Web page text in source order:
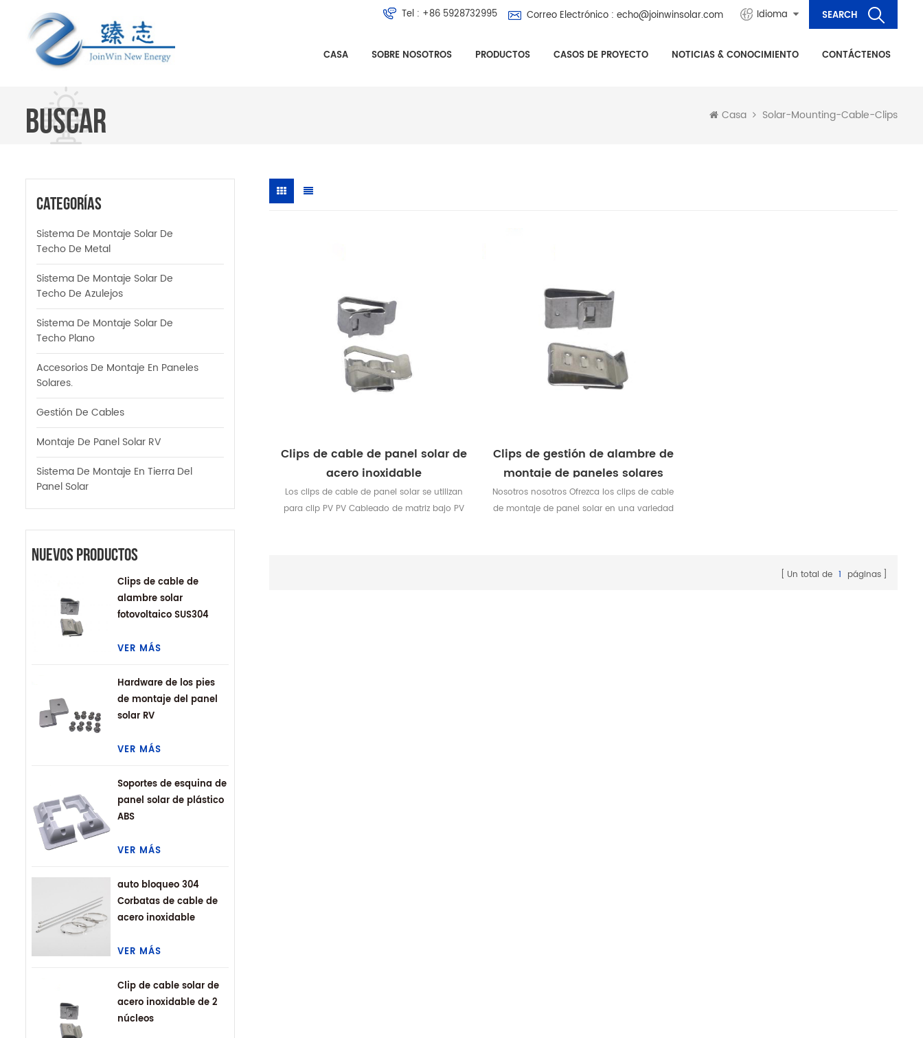
Idioma
Tel : +86 5928732995 Correo Electrónico : echo@joinwinsolar.com
CASA SOBRE NOSOTROS PRODUCTOS CASOS DE PROYECTO NOTICIAS & CONOCIMIENTO CONTÁCTENOS
BUSCAR Casa Solar-Mounting-Cable-Clips
Categorías
Sistema De Montaje Solar De
Techo De Metal
Sistema De Montaje Solar De
Techo De Azulejos
Sistema De Montaje Solar De
Techo Plano
Accesorios De Montaje En Paneles
Solares.
Gestión De Cables
Montaje De Panel Solar RV
Sistema De Montaje En Tierra Del
Panel Solar
Nuevos Productos
Clips de cable de
alambre solar
fotovoltaico SUS304
VER MÁS
Hardware de los pies
de montaje del panel
solar RV
VER MÁS
Soportes de esquina de
panel solar de plástico
ABS
VER MÁS
auto bloqueo 304
Corbatas de cable de
acero inoxidable
VER MÁS
Clip de cable solar de
acero inoxidable de 2
núcleos
Clips de cable de panel solar de
acero inoxidable
Los clips de cable de panel solar se utilizan
para clip PV PV Cableado de matriz bajo PV
Clips de gestión de alambre de
montaje de paneles solares
Nosotros nosotros Ofrezca los clips de cable
de montaje de panel solar en una variedad
Un total de 1 páginas